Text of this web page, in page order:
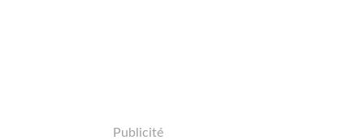
Publicité